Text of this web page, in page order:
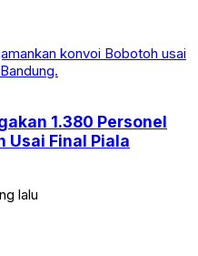
1.380 Personel
Usai Final Piala
lalu